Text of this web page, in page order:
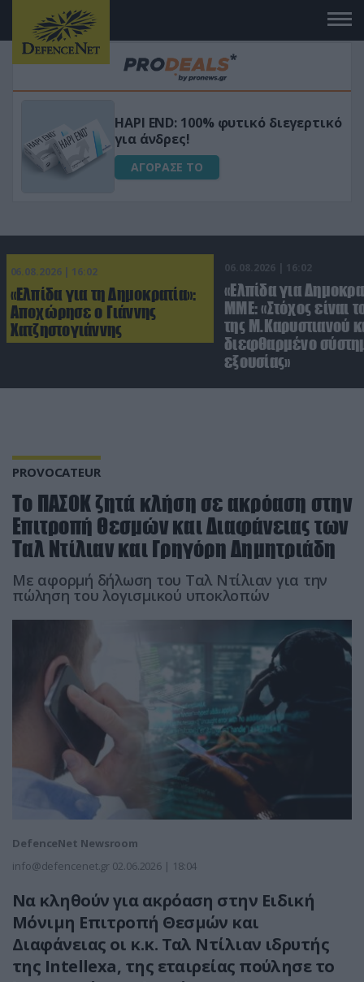
Μεταμόρφωσε τον κήπο σου με το
Ultra Box Μίνι Αλυσοπρίονο με
μπαταρία λιθίου
ΑΓΟΡΑΣΕ ΤΟ
06.08.2026 | 16:02
«Ελπίδα για τη Δημοκρατία»:
Αποχώρησε ο Γιάννης
Χατζηστογιάννης
06.08.2026 | 16:02
«Ελπίδα για
ΜΜΕ: «Στόχος είναι
της Μ.Καρυστιανού
διεφθαρμένο
εξουσίας»
PROVOCATEUR
Το ΠΑΣΟΚ ζητά κλήση σε ακρόαση στην
Επιτροπή Θεσμών και Διαφάνειας των
Ταλ Ντίλιαν και Γρηγόρη Δημητριάδη
Με αφορμή δήλωση του Ταλ Ντίλιαν για την
πώληση του λογισμικού υποκλοπών
DefenceNet Newsroom
info@defencenet.gr 02.06.2026 | 18:04
Να κληθούν για ακρόαση στην Ειδική
Μόνιμη Επιτροπή Θεσμών και
Διαφάνειας οι κ.κ. Ταλ Ντίλιαν ιδρυτής
της Intellexa, της εταιρείας πούλησε το